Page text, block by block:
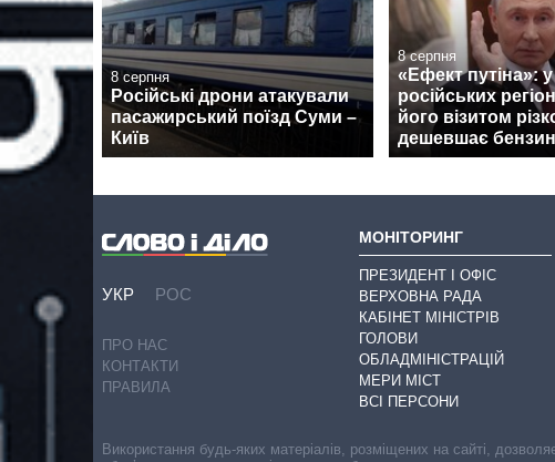
8 серпня
Російські дрони атакували
пасажирський поїзд Суми –
Київ
8 серпня
«Ефект путіна»: у
російських
його візитом
дешевшає бензин
УКР РОС
ПРО НАС
КОНТАКТИ
ПРАВИЛА
МОНІТОРИНГ
ПРЕЗИДЕНТ І ОФІС
ВЕРХОВНА РАДА
КАБІНЕТ МІНІСТРІВ
ГОЛОВИ
ОБЛАДМІНІСТРАЦІЙ
МЕРИ МІСТ
ВСІ ПЕРСОНИ
Використання будь-яких матеріалів, розміщених на сайті,